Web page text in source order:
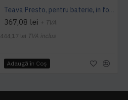
Teava Presto, pentru baterie, in forma de arc de cerc cu aerator si rozeta de prindere, Presto
367,08 lei + TVA
444,17 lei TVA inclus
Adaugă în Coş